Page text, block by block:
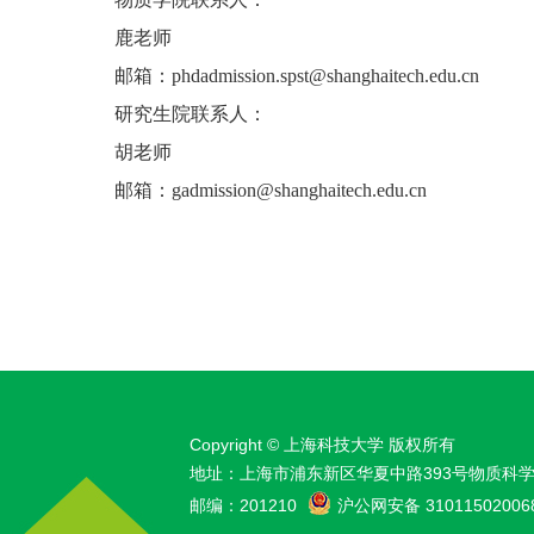
鹿老师
邮箱： phdadmission.spst@shanghaitech.edu.cn
研究生院联系人：
胡老师
邮箱： gadmission@shanghaitech.edu.cn
Copyright © 上海科技大学 版权所有
地址：上海市浦东新区华夏中路393号物质科
邮编：201210
沪公网安备